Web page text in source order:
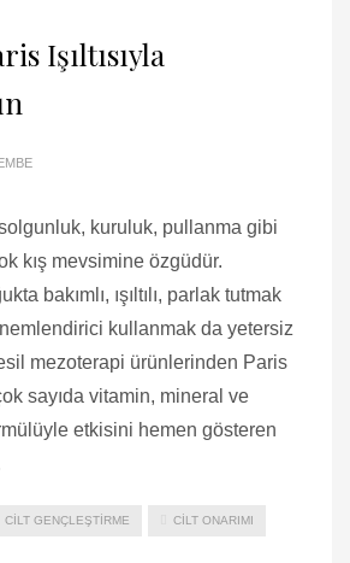
Işıltısıyla
solgunluk, kuruluk, pullanma gibi
kış mevsimine özgüdür.
bakımlı, ışıltılı, parlak tutmak
kullanmak da yetersiz
mezoterapi ürünlerinden Paris
sayıda vitamin, mineral ve
etkisini hemen gösteren
CILT GENÇLEŞTIRME CILT ONARIMI